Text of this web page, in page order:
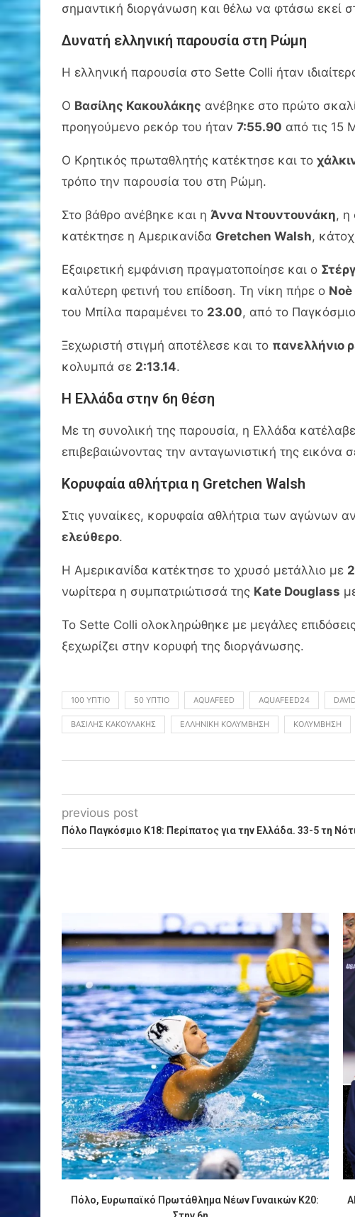
σημαντική διοργάνωση και θέλω να φτάσω εκεί
Δυνατή ελληνική παρουσία στη Ρώμη
Η ελληνική παρουσία στο Sette Colli ήταν
Ο Βασίλης Κακουλάκης ανέβηκε στο πρώτο
προηγούμενο ρεκόρ του ήταν 7:55.90 από τις 15
Ο Κρητικός πρωταθλητής κατέκτησε και το
τρόπο την παρουσία του στη Ρώμη.
Στο βάθρο ανέβηκε και η Άννα Ντουντουνάκη, η
κατέκτησε η Αμερικανίδα Gretchen Walsh,
Εξαιρετική εμφάνιση πραγματοποίησε και ο
καλύτερη φετινή του επίδοση. Τη νίκη πήρε ο
του Μπίλα παραμένει το 23.00, από το
Ξεχωριστή στιγμή αποτέλεσε και το πανελλήνιο
κολυμπά σε 2:13.14.
Η Ελλάδα στην 6η θέση
Με τη συνολική της παρουσία, η Ελλάδα
επιβεβαιώνοντας την ανταγωνιστική της εικόνα
Κορυφαία αθλήτρια η Gretchen Walsh
Στις γυναίκες, κορυφαία αθλήτρια των αγώνων
ελεύθερο.
Η Αμερικανίδα κατέκτησε το χρυσό μετάλλιο με
νωρίτερα η συμπατριώτισσά της Kate Douglass
Το Sette Colli ολοκληρώθηκε με μεγάλες
ξεχωρίζει στην κορυφή της διοργάνωσης.
100 ΎΠΤΙΟ 50 ΎΠΤΙΟ AQUAFEED AQUAFEED24
ΒΑΣΊΛΗΣ ΚΑΚΟΥΛΆΚΗΣ ΕΛΛΗΝΙΚΉ ΚΟΛΎΜΒΗΣΗ ΚΟΛΎΜΒΗΣΗ
previous post
Πόλο Παγκόσμιο Κ18: Περίπατος για την Ελλάδα. 33-5 τη
Πόλο, Ευρωπαϊκό Πρωτάθλημα Νέων Γυναικών Κ20: